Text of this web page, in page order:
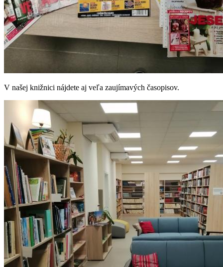
V našej knižnici nájdete aj veľa zaujímavých časopisov.